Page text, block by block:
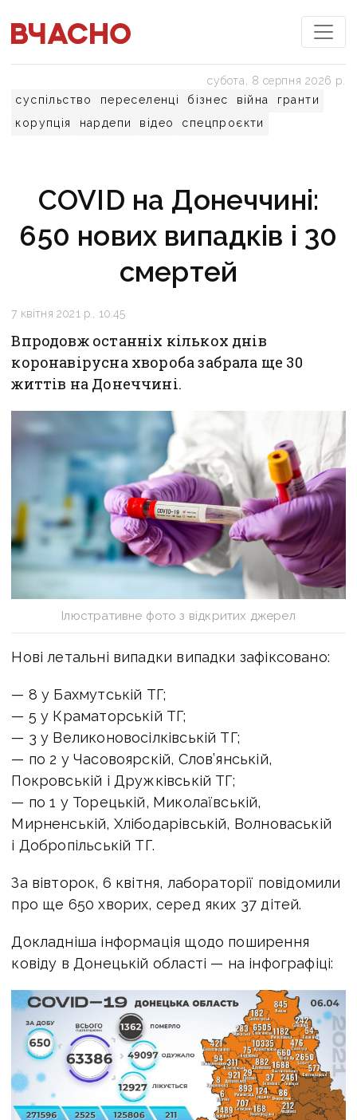
суспільство переселенці бізнес війна
гранти
корупція
нардепи відео спецпроєкти
субота, 8 серпня 2026 р.
COVID на Донеччині:
650 нових випадків і 30
смертей
7 квітня 2021 р., 10:45
Впродовж останніх кількох днів
коронавірусна хвороба забрала ще 30
життів на Донеччині.
Ілюстративне фото з відкритих джерел
Нові летальні випадки випадки зафіксовано:
— 8 у Бахмутській ТГ;
— 5 у Краматорській ТГ;
— 3 у Великоновосілківській ТГ;
— по 2 у Часовоярскій, Слов’янській,
Покровській і Дружківській ТГ;
— по 1 у Торецькій, Миколаївській,
Мирненській, Хлібодарівській, Волноваській
і Добропільській ТГ.
За вівторок, 6 квітня, лабораторії повідомили
про ще 650 хворих, серед яких 37 дітей.
Докладніша інформація щодо поширення
ковіду в Донецькій області — на інфографіці: